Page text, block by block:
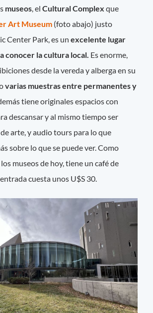
museos, el Cultural Complexque
Art Museum (foto abajo) justo
Center Park, es unexcelente lugar
conocer la cultura local. Es enorme,
desde la vereda y alberga en su
varias muestras entre permanentes y
tiene originales espacios con
descansar y al mismo tiempo ser
arte, y audio tours para lo que
sobre lo que se puede ver. Como
museos de hoy, tiene un café de
cuesta unos U$S 30.